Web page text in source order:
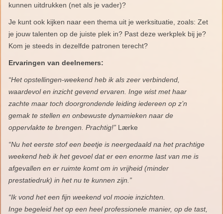
kunnen uitdrukken (net als je vader)?
Je kunt ook kijken naar een thema uit je werksituatie, zoals: Zet
je jouw talenten op de juiste plek in? Past deze werkplek bij je?
Kom je steeds in dezelfde patronen terecht?
Ervaringen van deelnemers:
“Het opstellingen-weekend heb ik als zeer verbindend,
waardevol en inzicht gevend ervaren. Inge wist met haar
zachte maar toch doorgrondende leiding iedereen op z’n
gemak te stellen en onbewuste dynamieken naar de
oppervlakte te brengen. Prachtig!” Lærke
“Nu het eerste stof een beetje is neergedaald na het prachtige
weekend heb ik het gevoel dat er een enorme last van me is
afgevallen en er ruimte komt om in vrijheid (minder
prestatiedruk) in het nu te kunnen zijn.”
“Ik vond het een fijn weekend vol mooie inzichten.
Inge begeleid het op een heel professionele manier, op de tast,